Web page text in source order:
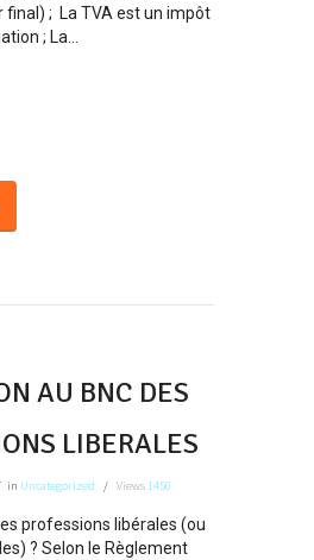
; La TVA est un impôt
; La...
AU BNC DES
LIBERALES
in Uncategorized Views1450
professions libérales (ou
? Selon le Règlement